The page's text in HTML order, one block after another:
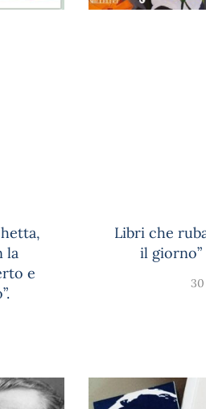
la
e
Libri che
il giorno”